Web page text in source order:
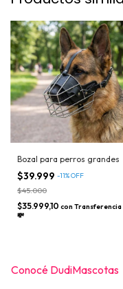
Bozal para perros grandes
$39.999 -11%OFF
$45.000
$35.999,10 con Transferencia
💸
Conocé DudiMascotas